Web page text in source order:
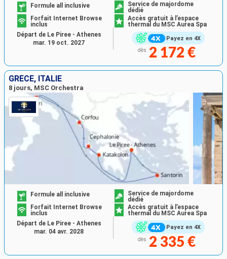
Payez en 4X
Formule all inclusive
Service de majordome
dédié
Forfait Internet Browse
inclus
Accès gratuit à l’espace
thermal du MSC Aurea Spa
dès 2 172 €
Départ de Le Piree - Athenes
mar. 19 oct. 2027
GRÈCE, ITALIE
8 jours, MSC Orchestra
Payez en 4X
Formule all inclusive
Service de majordome
dédié
Forfait Internet Browse
inclus
Accès gratuit à l’espace
thermal du MSC Aurea Spa
dès 2 335 €
Départ de Le Piree - Athenes
mar. 04 avr. 2028